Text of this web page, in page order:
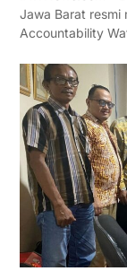
Jawa Barat resmi
Accountability